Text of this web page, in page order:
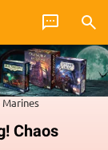
Marines
Chaos